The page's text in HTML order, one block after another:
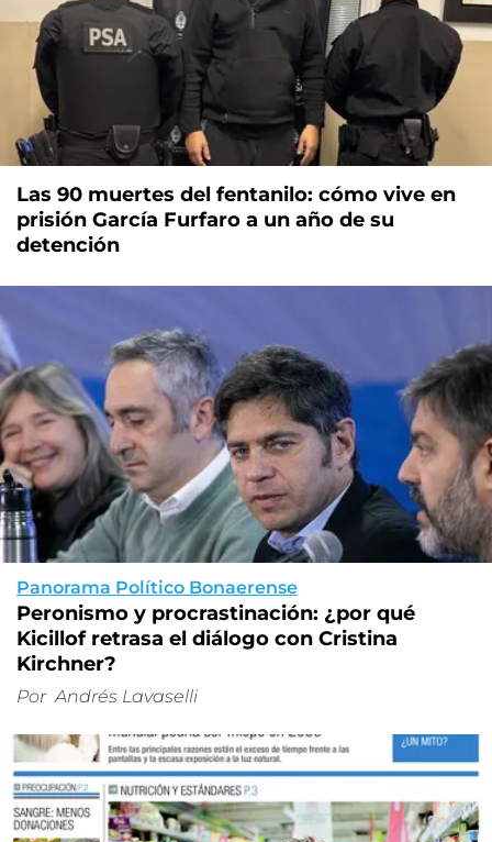
Las 90 muertes del fentanilo: cómo vive en
prisión García Furfaro a un año de su
detención
Panorama Político Bonaerense
Peronismo y procrastinación: ¿por qué
Kicillof retrasa el diálogo con Cristina
Kirchner?
Por Andrés Lavaselli